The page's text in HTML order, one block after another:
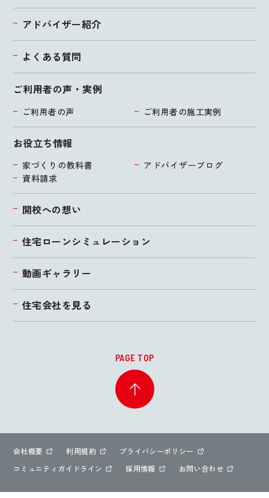
アドバイザー紹介
よくある質問
ご利用者の声・実例
ご利用者の声 ご利用者の施工実例
お役立ち情報
家づくりの教科書
アドバイザーブログ
資料請求
開校への想い
住宅ローンシミュレーション
動画ギャラリー
住宅会社を見る
PAGE TOP
会社概要 利用規約
プライバシーポリシー
コミュニティガイドライン
採用情報 お問い合わせ